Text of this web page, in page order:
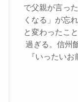
で父親が言っ
くなる」が忘
と変わったこ
過ぎる。信州
『いったい